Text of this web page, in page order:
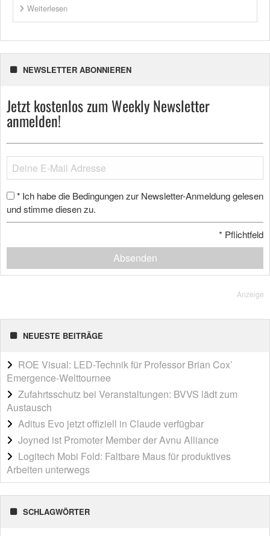
Weiterlesen
NEWSLETTER ABONNIEREN
Jetzt kostenlos zum Weekly Newsletter
anmelden!
* Ich habe die Bedingungen zur Newsletter-Anmeldung gelesen
und stimme diesen zu.
* Pflichtfeld
Absenden
Anzeige
NEUESTE BEITRÄGE
ROE Visual: LED-Technik für Professor Brian Cox’
Emergence-Welttournee
Zufahrtsschutz bei Veranstaltungen: BVVS lädt zum
Austausch
Aditus Evo jetzt offiziell in Claude verfügbar
Joyned ist Promoter Member der Avnu Alliance
Logitech Mobi Fold: Faltbare Maus für produktives
Arbeiten unterwegs
SCHLAGWÖRTER